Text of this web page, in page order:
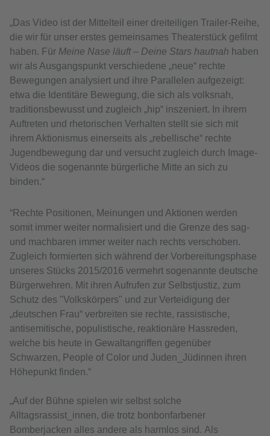
Akzeptieren
„Das Video ist der Mittelteil einer dreiteiligen Trailer-Reihe,
die wir für unser erstes gemeinsames Theaterstück gefilmt
haben. Für Meine Nase läuft – Deine Stars hautnah haben
wir als Ausgangspunkt verschiedene „neue“ rechte
Bewegungen analysiert und ihre Parallelen aufgezeigt:
etwa die Identitäre Bewegung, die sich als volksnah,
traditionsbewusst und zugleich „hip“ inszeniert. In ihrem
Auftreten und rhetorischen Verhalten stellt sie sich mit
ihrem Aktionismus einerseits als „rebellische“ rechte
Jugendbewegung dar und versucht zugleich durch Image-
Videos die sogenannte bürgerliche Mitte an sich zu
binden.“
“Rechte Positionen, Meinungen und Aktionen werden
somit immer weiter normalisiert und die Grenze des sag-
und machbaren immer weiter nach rechts verschoben.
Zugleich formierten sich während der Vorbereitungsphase
unseres Stücks 2015/2016 vermehrt sogenannte deutsche
Bürgerwehren. Mit ihren Aufrufen zur Selbstjustiz, zum
Schutz des "Volkskörpers" und zur Verteidigung der
„deutschen Frau“ verbreiten sie rechte, rassistische,
antisemitische, populistische, reaktionäre Hassreden,
welche bis heute in Gewaltangriffen gegenüber
Schwarzen, People of Color und Juden_Jüdinnen ihren
Höhepunkt finden.“
„Auf der Bühne spielen wir selbst solche
Alltagsrassist_innen, die trotz bonbonfarbener
Bomberjacken alles andere als harmlos sind. Als